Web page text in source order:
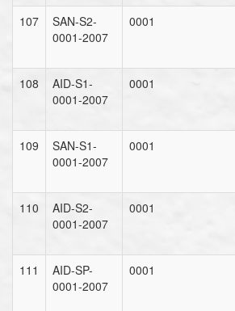
107
SAN-S2-
0001-2007
0001
108
AID-S1-
0001-2007
0001
109
SAN-S1-
0001-2007
0001
110
AID-S2-
0001-2007
0001
111
AID-SP-
0001-2007
0001